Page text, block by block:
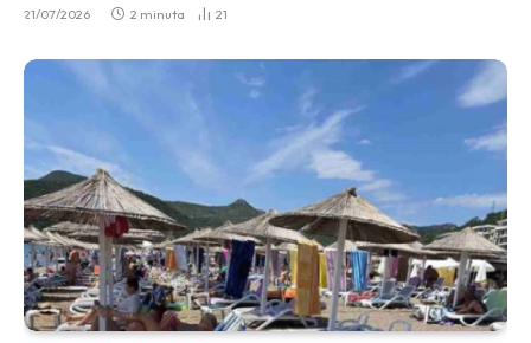
21/07/2026 2 minuta 21